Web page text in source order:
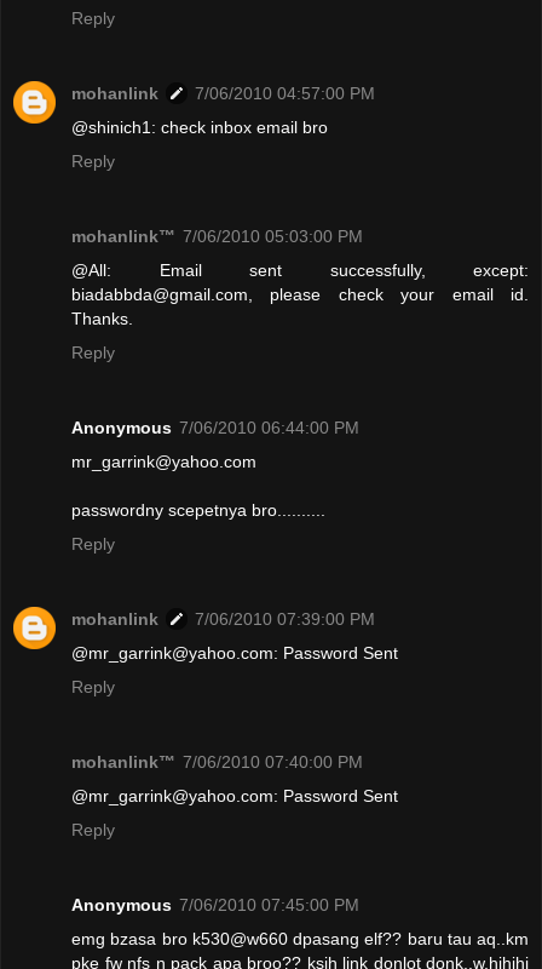
Reply
mohanlink
7/06/2010 04:57:00 PM
@shinich1: check inbox email bro
Reply
mohanlink™ 7/06/2010 05:03:00 PM
@All: Email sent successfully, except:
biadabbda@gmail.com, please check your email id.
Thanks.
Reply
Anonymous 7/06/2010 06:44:00 PM
mr_garrink@yahoo.com
passwordny scepetnya bro..........
Reply
mohanlink
7/06/2010 07:39:00 PM
@mr_garrink@yahoo.com: Password Sent
Reply
mohanlink™ 7/06/2010 07:40:00 PM
@mr_garrink@yahoo.com: Password Sent
Reply
Anonymous 7/06/2010 07:45:00 PM
emg bzasa bro k530@w660 dpasang elf?? baru tau aq..km
pke fw nfs n pack apa broo?? ksih link donlot donk..w.hihihi